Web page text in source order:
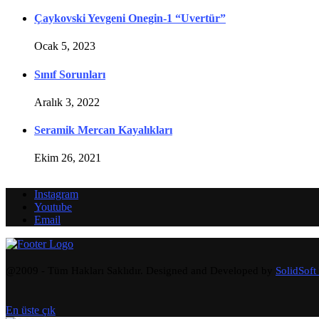
Çaykovski Yevgeni Onegin-1 “Uvertür”
Ocak 5, 2023
Sınıf Sorunları
Aralık 3, 2022
Seramik Mercan Kayalıkları
Ekim 26, 2021
Instagram
Youtube
Email
SolidSoft
En üste çık